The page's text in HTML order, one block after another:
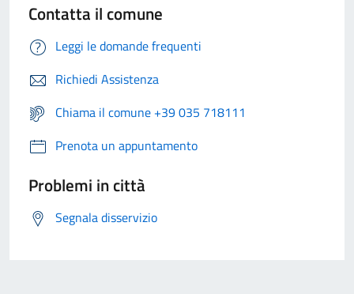
Contatta il comune
Leggi le domande frequenti
Richiedi Assistenza
Chiama il comune +39 035 718111
Prenota un appuntamento
Problemi in città
Segnala disservizio